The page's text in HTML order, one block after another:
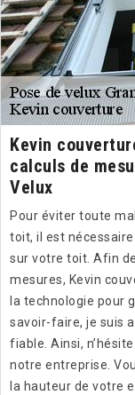
Kevin
calculs de
Velux
Pour éviter toute
toit, il est
sur votre toit. Afin
mesures, Kevin
la technologie pour
savoir-faire, je suis
fiable. Ainsi,
notre entreprise.
la hauteur de votre